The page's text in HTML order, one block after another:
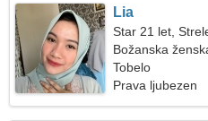
Lia
Star 21 let,
Božanska
Tobelo
Prava ljubezen